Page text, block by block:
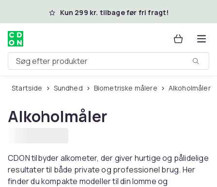
Spring til hovedindhold
Kun 299 kr. tilbage før fri fragt!
Søg efter produkter
Startside Sundhed Biometriske målere Alkoholmåler
Alkoholmåler
CDON tilbyder alkometer, der giver hurtige og pålidelige
resultater til både private og professionel brug. Her
finder du kompakte modeller til din lomme og